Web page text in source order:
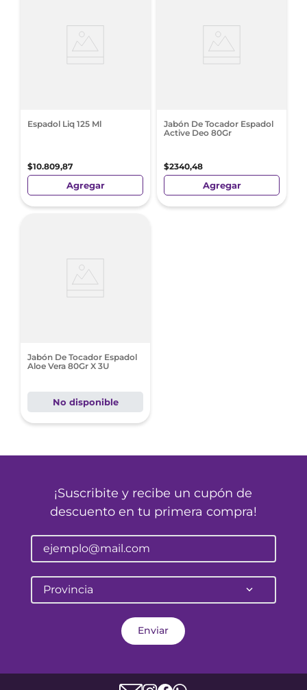
Espadol Liq 125 Ml
$10.809,87
Agregar
Jabón De Tocador Espadol
Active Deo 80Gr
$2340,48
Agregar
Jabón De Tocador Espadol
Aloe Vera 80Gr X 3U
No disponible
¡Suscribite y recibe un cupón de
descuento en tu primera compra!
Provincia
Enviar